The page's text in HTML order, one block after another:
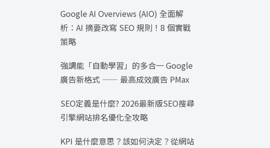
Google AI Overviews (AIO) 全面解
析：AI 摘要改寫 SEO 規則！8 個實戰
策略
強調能「自動學習」的多合一 Google
廣告新格式 —— 最高成效廣告 PMax
SEO定義是什麼? 2026最新版SEO搜尋
引擎網站排名優化全攻略
KPI 是什麼意思？該如何決定？從網站